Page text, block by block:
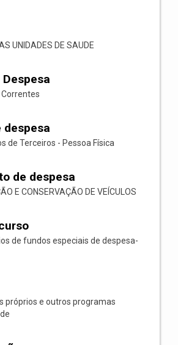
UNIDADES DE SAUDE
despesa
de Terceiros - Pessoa Física
de despesa
E CONSERVAÇÃO DE VEÍCULOS
de fundos especiais de despesa-
próprios e outros programas